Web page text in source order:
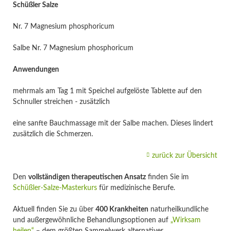
Schüßler Salze
Nr. 7 Magnesium phosphoricum
Salbe Nr. 7 Magnesium phosphoricum
Anwendungen
mehrmals am Tag 1 mit Speichel aufgelöste Tablette auf den
Schnuller streichen - zusätzlich
eine sanfte Bauchmassage mit der Salbe machen. Dieses lindert
zusätzlich die Schmerzen.
zurück zur Übersicht
Den vollständigen therapeutischen Ansatzfinden Sie im
Schüßler-Salze-Masterkursfür medizinische Berufe.
Aktuell finden Sie zu über 400 Krankheiten naturheilkundliche
und außergewöhnliche Behandlungsoptionen auf „Wirksam